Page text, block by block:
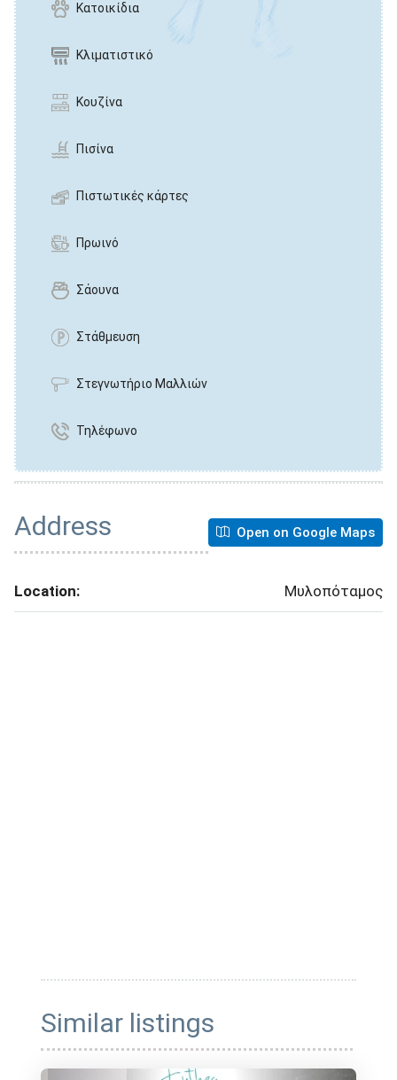
Κατοικίδια
Κλιματιστικό
Κουζίνα
Πισίνα
Πιστωτικές κάρτες
Πρωινό
Σάουνα
Στάθμευση
Στεγνωτήριο Μαλλιών
Τηλέφωνο
Address Open on Google Maps
Location: Μυλοπόταμος
Similar listings